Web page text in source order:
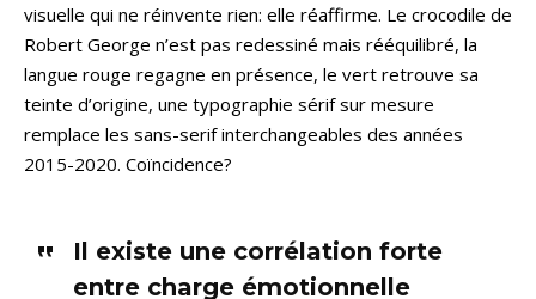
visuelle qui ne réinvente rien: elle réaffirme. Le crocodile de
Robert George n’est pas redessiné mais rééquilibré, la
langue rouge regagne en présence, le vert retrouve sa
teinte d’origine, une typographie sérif sur mesure
remplace les sans-serif interchangeables des années
2015-2020. Coïncidence?
Il existe une corrélation forte
entre charge émotionnelle